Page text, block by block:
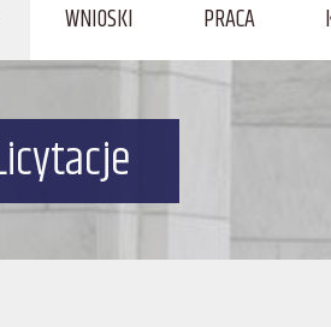
WNIOSKI PRACA